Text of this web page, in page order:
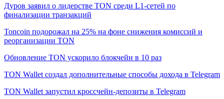
Дуров заявил о лидерстве TON среди L1-сетей по
финализации транзакций
Toncoin подорожал на 25% на фоне снижения комиссий и
реорганизации TON
Обновление TON ускорило блокчейн в 10 раз
TON Wallet создал дополнительные способы дохода в Telegram
TON Wallet запустил кроссчейн-депозиты в Telegram